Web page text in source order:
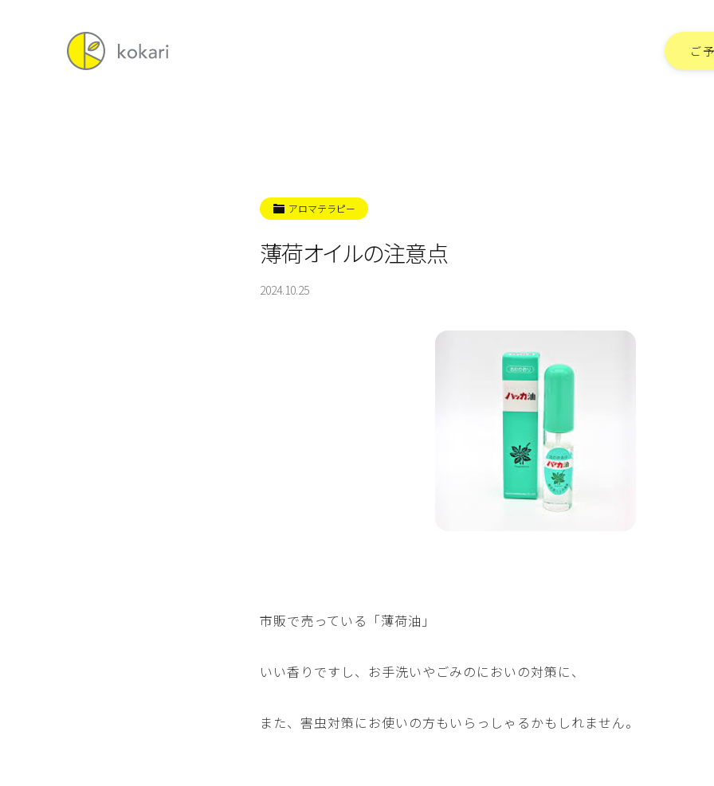
ご
アロマテラピー
薄荷オイルの注意点
2024.10.25
市販で売っている「薄荷油」
いい香りですし、お手洗いやごみのにおいの対策に、
また、害虫対策にお使いの方もいらっしゃるかもしれません。